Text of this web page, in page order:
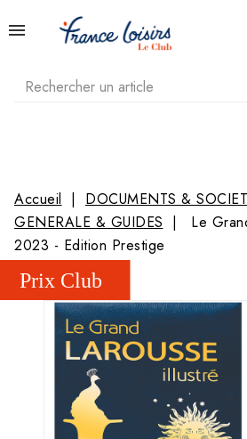
Accueil DOCUMENTS &
GENERALE & GUIDES
Le
2023 - Edition Prestige